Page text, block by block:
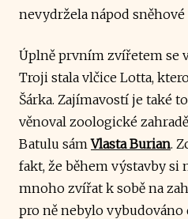
nevydržela nápod sněhové
Úplně prvním zvířetem se
Troji stala vlčice Lotta,
Šárka. Zajímavostí je také
věnoval zoologické
Batulu sámVlasta Burian.
fakt, že během výstavby si
mnoho zvířat k sobě na
pro ně nebylo vybudováno